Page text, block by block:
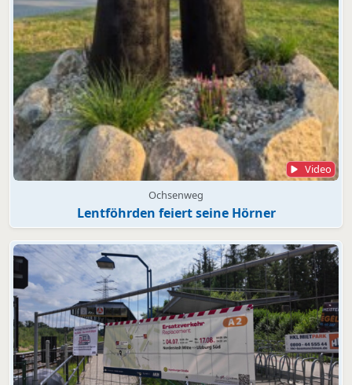
Video
Ochsenweg
Lentföhrden feiert seine Hörner